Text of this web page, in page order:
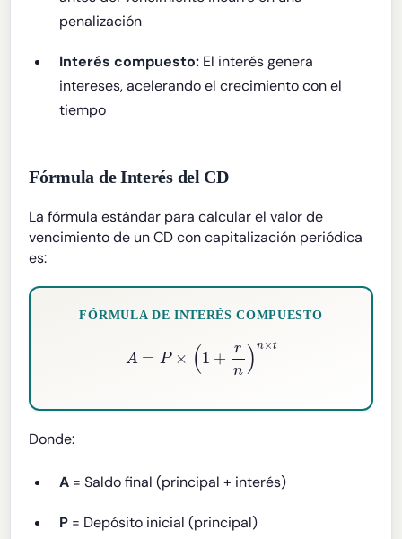
penalización
Interés compuesto: El interés genera
intereses, acelerando el crecimiento con el
tiempo
Fórmula de Interés del CD
La fórmula estándar para calcular el valor de
vencimiento de un CD con capitalización periódica
es:
FÓRMULA DE INTERÉS COMPUESTO
1+ n×t
Donde:
A = Saldo final (principal + interés)
P = Depósito inicial (principal)